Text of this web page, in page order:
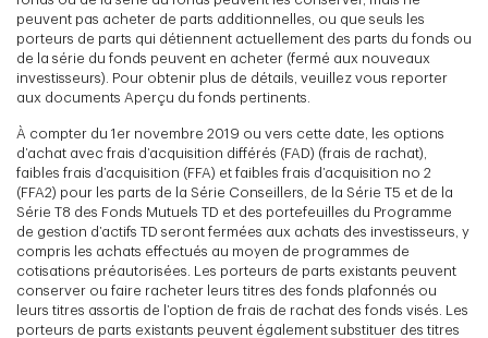
peuvent pas acheter de parts additionnelles, ou que seuls les
porteurs de parts qui détiennent actuellement des parts du fonds ou
de la série du fonds peuvent en acheter (fermé aux nouveaux
investisseurs). Pour obtenir plus de détails, veuillez vous reporter
aux documents Aperçu du fonds pertinents.
À compter du 1er novembre 2019 ou vers cette date, les options
d’achat avec frais d’acquisition différés (FAD) (frais de rachat),
faibles frais d’acquisition (FFA) et faibles frais d’acquisition no 2
(FFA2) pour les parts de la Série Conseillers, de la Série T5 et de la
Série T8 des Fonds Mutuels TD et des portefeuilles du Programme
de gestion d’actifs TD seront fermées aux achats des investisseurs, y
compris les achats effectués au moyen de programmes de
cotisations préautorisées. Les porteurs de parts existants peuvent
conserver ou faire racheter leurs titres des fonds plafonnés ou
leurs titres assortis de l’option de frais de rachat des fonds visés. Les
porteurs de parts existants peuvent également substituer des titres